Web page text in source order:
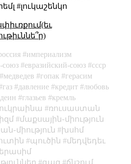
#լուկաշենկո
империализм
союз
евразийский-союз
cccp
медведев гопак
герасим
газ давление кредит
любовь
глазьев
кремль
ռուսաստան
մաքսային֊միություն
խսհմ
պուծին
մեդվեդեւ
գազ
ճնշում